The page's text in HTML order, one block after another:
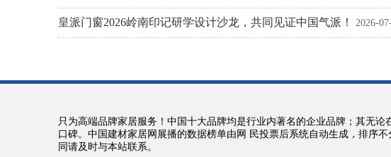
皇派门窗2026岭南印记研学设计沙龙，共同见证中国气派！ 2026-
只为高端品牌家居服务！中国十大品牌均是行业内著名的企业品牌；其无
口碑。中国建材家居网展播的数据榜单由网 民投票后系统自动生成，排序
同请及时与本站联系。